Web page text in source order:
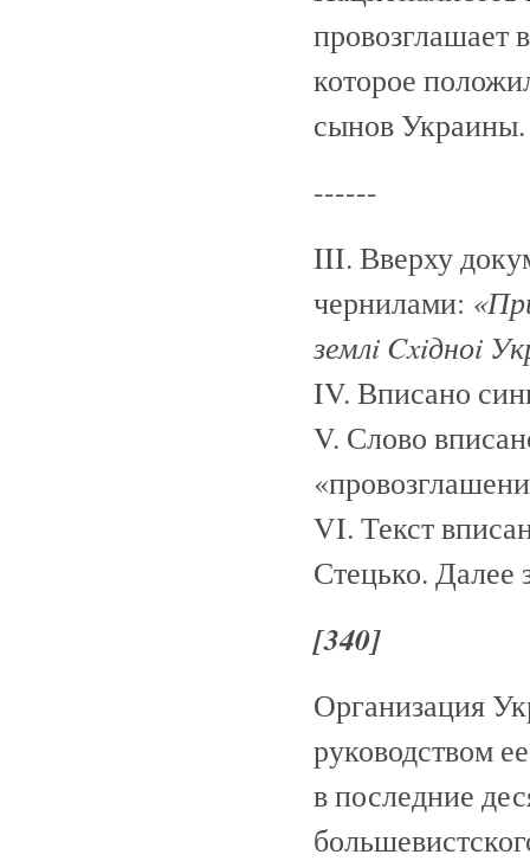
провозглашает
которое
сынов Украины.
------
III. Вверху
чернилами:
землi Cxiдноi
IV. Вписано
V. Слово
VI. Текст
Стецько. Далее
[340]
Организация
руководством
в последние